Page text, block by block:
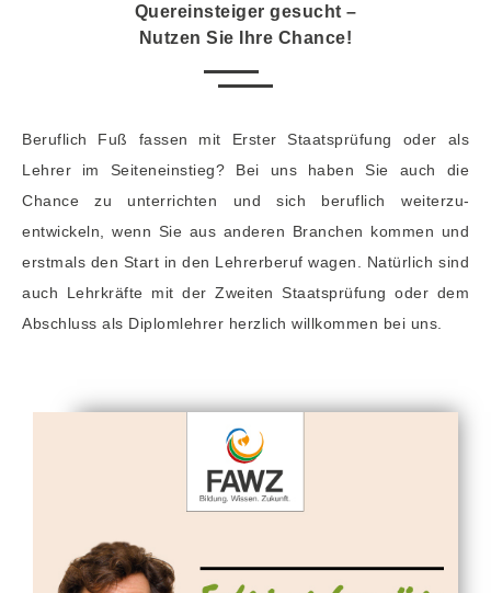
Quereinsteiger gesucht –
Nutzen Sie Ihre Chance!
Beruflich Fuß fassen mit Erster Staatsprüfung oder als
Lehrer im Seiteneinstieg? Bei uns haben Sie auch die
Chance zu unterrich­ten und sich beruflich weiterzu­
entwickeln, wenn Sie aus anderen Branchen kommen und
erstmals den Start in den Lehrerberuf wagen. Natürlich sind
auch Lehrkräfte mit der Zweiten Staatsprüfung oder dem
Abschluss als Diplomlehrer herzlich willkommen bei uns.